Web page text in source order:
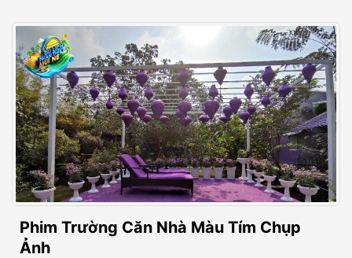
Phim Trường Căn Nhà Màu Tím Chụp
Ảnh